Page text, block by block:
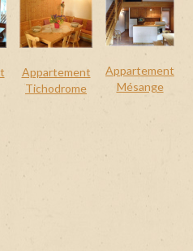
Appartement
Tichodrome
Appartement
Mésange